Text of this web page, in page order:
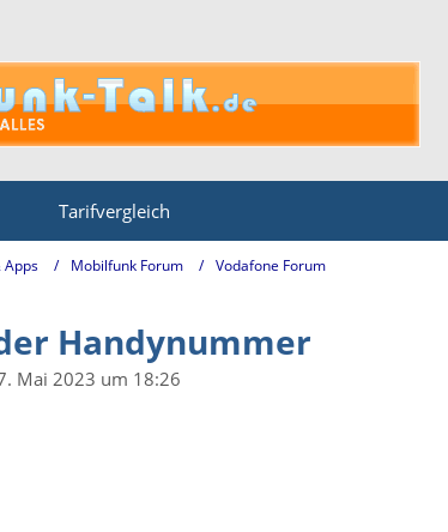
Tarifvergleich
Apps Mobilfunk Forum Vodafone Forum
Handynummer
Mai 2023 um 18:26